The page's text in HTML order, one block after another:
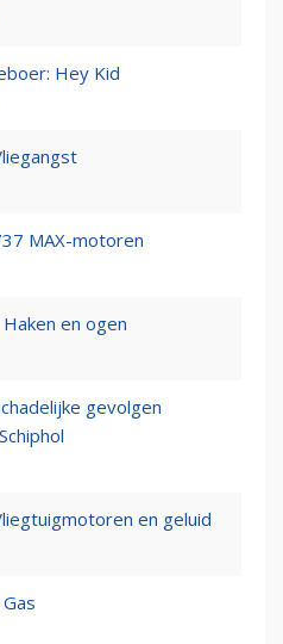
Hey Kid
MAX-motoren
en ogen
gevolgen
en geluid